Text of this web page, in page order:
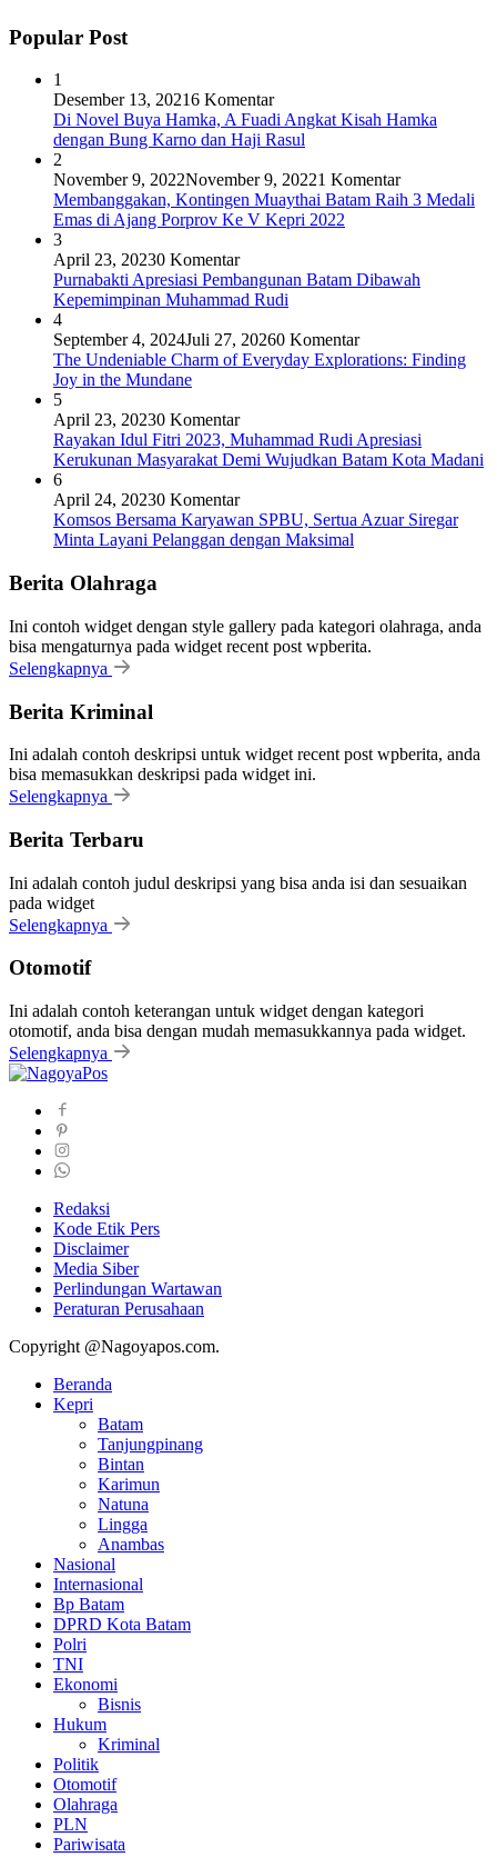
Popular Post
1
Desember 13, 20216 Komentar
Di Novel Buya Hamka, A Fuadi Angkat Kisah Hamka
dengan Bung Karno dan Haji Rasul
2
November 9, 2022November 9, 20221 Komentar
Membanggakan, Kontingen Muaythai Batam Raih 3 Medali
Emas di Ajang Porprov Ke V Kepri 2022
3
April 23, 20230 Komentar
Purnabakti Apresiasi Pembangunan Batam Dibawah
Kepemimpinan Muhammad Rudi
4
September 4, 2024Juli 27, 20260 Komentar
The Undeniable Charm of Everyday Explorations: Finding
Joy in the Mundane
5
April 23, 20230 Komentar
Rayakan Idul Fitri 2023, Muhammad Rudi Apresiasi
Kerukunan Masyarakat Demi Wujudkan Batam Kota Madani
6
April 24, 20230 Komentar
Komsos Bersama Karyawan SPBU, Sertua Azuar Siregar
Minta Layani Pelanggan dengan Maksimal
Berita Olahraga
Ini contoh widget dengan style gallery pada kategori olahraga, anda
bisa mengaturnya pada widget recent post wpberita.
Selengkapnya
Berita Kriminal
Ini adalah contoh deskripsi untuk widget recent post wpberita, anda
bisa memasukkan deskripsi pada widget ini.
Selengkapnya
Berita Terbaru
Ini adalah contoh judul deskripsi yang bisa anda isi dan sesuaikan
pada widget
Selengkapnya
Otomotif
Ini adalah contoh keterangan untuk widget dengan kategori
otomotif, anda bisa dengan mudah memasukkannya pada widget.
Selengkapnya
Redaksi
Kode Etik Pers
Disclaimer
Media Siber
Perlindungan Wartawan
Peraturan Perusahaan
Copyright @Nagoyapos.com.
Beranda
Kepri
Batam
Tanjungpinang
Bintan
Karimun
Natuna
Lingga
Anambas
Nasional
Internasional
Bp Batam
DPRD Kota Batam
Polri
TNI
Ekonomi
Bisnis
Hukum
Kriminal
Politik
Otomotif
Olahraga
PLN
Pariwisata